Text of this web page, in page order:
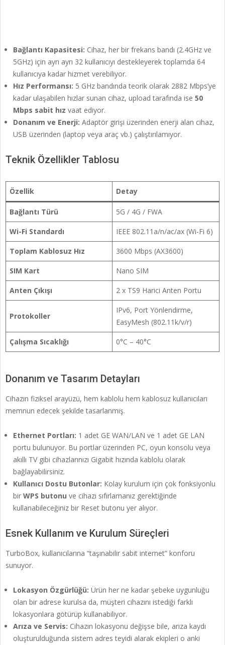
Bağlantı Kapasitesi: Cihaz, her bir frekans bandı (2.4GHz ve
5GHz) için ayrı ayrı 32 kullanıcıyı destekleyerek toplamda 64
kullanıcıya kadar hizmet verebiliyor.
Hız Performansı: 5 GHz bandında teorik olarak 2882 Mbps’ye
kadar ulaşabilen hızlar sunan cihaz, upload tarafında ise 50
Mbps sabit hız vaat ediyor.
Donanım ve Enerji: Adaptör girişi üzerinden enerji alan cihaz,
USB üzerinden (laptop veya araç vb.) çalıştırılamıyor.
Teknik Özellikler Tablosu
Özellik Detay
Bağlantı Türü 5G / 4G / FWA
Wi-Fi Standardı IEEE 802.11a/n/ac/ax (Wi-Fi 6)
Toplam Kablosuz Hız 3600 Mbps (AX3600)
SIM Kart Nano SIM
Anten Çıkışı 2 x TS9 Harici Anten Portu
Protokoller
IPv6, Port Yönlendirme,
EasyMesh (802.11k/v/r)
Çalışma Sıcaklığı 0°C – 40°C
Donanım ve Tasarım Detayları
Cihazın fiziksel arayüzü, hem kablolu hem kablosuz kullanıcıları
memnun edecek şekilde tasarlanmış.
Ethernet Portları: 1 adet GE WAN/LAN ve 1 adet GE LAN
portu bulunuyor. Bu portlar üzerinden PC, oyun konsolu veya
akıllı TV gibi cihazlarınızı Gigabit hızında kablolu olarak
bağlayabilirsiniz.
Kullanıcı Dostu Butonlar: Kolay kurulum için çok fonksiyonlu
bir WPS butonu ve cihazı sıfırlamanız gerektiğinde
kullanabileceğiniz bir Reset butonu yer alıyor.
Esnek Kullanım ve Kurulum Süreçleri
TurboBox, kullanıcılarına “taşınabilir sabit internet” konforu
sunuyor.
Lokasyon Özgürlüğü: Ürün her ne kadar şebeke uygunluğu
olan bir adrese kurulsa da, müşteri cihazını istediği farklı
lokasyonlara götürüp kullanabiliyor.
Arıza ve Servis: Cihazın lokasyonu değişse bile, arıza kaydı
oluşturulduğunda sistem adres teyidi alarak ekipleri o anki